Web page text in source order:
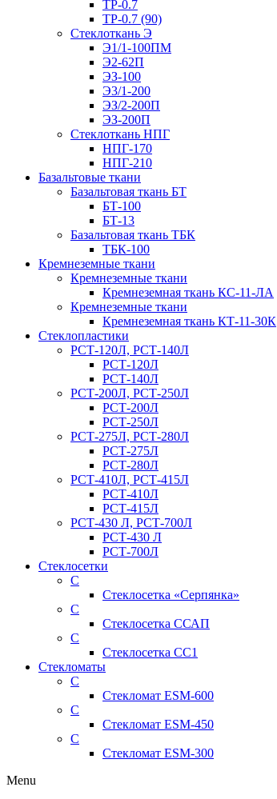
ТР-0.7
ТР-0.7 (90)
Стеклоткань Э
Э1/1-100ПМ
Э2-62П
ЭЗ-100
Э3/1-200
ЭЗ/2-200П
ЭЗ-200П
Стеклоткань НПГ
НПГ-170
НПГ-210
Базальтовые ткани
Базальтовая ткань БТ
БТ-100
БТ-13
Базальтовая ткань ТБК
ТБК-100
Кремнеземные ткани
Кремнеземные ткани
Кремнеземная ткань КС-11-ЛА
Кремнеземные ткани
Кремнеземная ткань КТ-11-30К
Стеклопластики
РСТ-120Л, РСТ-140Л
РСТ-120Л
РСТ-140Л
РСТ-200Л, РСТ-250Л
РСТ-200Л
РСТ-250Л
РСТ-275Л, РСТ-280Л
РСТ-275Л
РСТ-280Л
РСТ-410Л, РСТ-415Л
РСТ-410Л
РСТ-415Л
РСТ-430 Л, РСТ-700Л
РСТ-430 Л
РСТ-700Л
Стеклосетки
С
Стеклосетка «Серпянка»
С
Стеклосетка ССАП
С
Стеклосетка СС1
Стекломаты
С
Стекломат ESM-600
С
Стекломат ESM-450
С
Стекломат ESM-300
Menu